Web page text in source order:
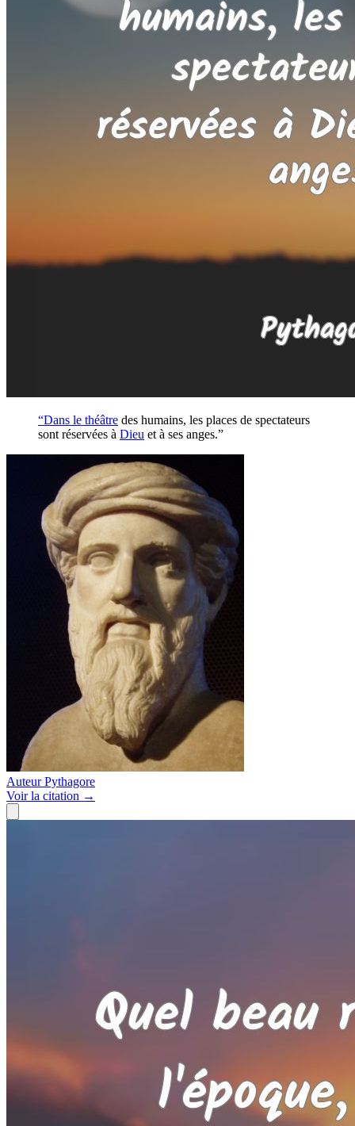
“Dans le théâtre des humains, les places de spectateurs
sont réservées à Dieu et à ses anges.”
Auteur Pythagore
Voirla citation →